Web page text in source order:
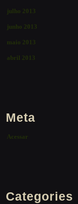
julho 2013
junho 2013
maio 2013
abril 2013
Meta
Acessar
Categories